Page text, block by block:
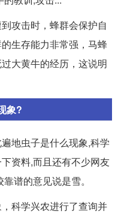
攻击时，蜂群会保护自
生存能力非常强，马蜂
大黄牛的经历，这说明
象?
地虫子是什么现象,科学
资料,而且还有不少网友
谱的意见说是雪。
科学兴农进行了查询并